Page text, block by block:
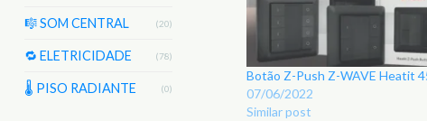
🎼 SOM CENTRAL (20)
🔁 ELETRICIDADE (78)
🌡 PISO RADIANTE (0)
Botão Z-Push Z-WAVE Heatit
07/06/2022
Similar post